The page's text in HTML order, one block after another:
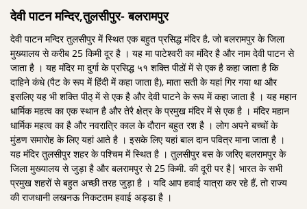
देवी पाटन मन्दिर,तुलसीपुर- बलरामपुर
देवी पाटन मन्दिर तुलसीपुर में स्थित एक बहुत प्रसिद्ध मंदिर है, जो बलरामपुर के जिला
मुख्यालय से करीब 25 किमी दूर है । यह मा पाटेश्वरी का मंदिर है और नाम देवी पाटन से
जाता है । यह मंदिर मा दुर्गा के प्रसिद्ध ५१ शक्ति पीठों में से एक है कहा जाता है कि
दाहिने कंधे (पैट के रूप में हिंदी में कहा जाता है), माता सती के यहां गिर गया था और
इसलिए यह भी शक्ति पीठ् में से एक है और देवी पाटने के रूप में कहा जाता है । यह महान
धार्मिक महत्व का एक स्थान है और तेरै क्षेत्र के प्रमुख मंदिर में से एक है । मंदिर महान
धार्मिक महत्व का है और नवरात्रि काल के दौरान बहुत रश है । लोग अपने बच्चों के
मुंडण समारोह के लिए यहां आते है । इसके लिए यहां बाल दान पवित्र माना जाता है ।
यह मंदिर तुलसीपुर शहर के पश्चिम में स्थित है । तुलसीपुर बस के जरिए बलरामपुर के
जिला मुख्यालय से जुड़ा है और बलरामपुर से 25 किमी. की दूरी पर है| भारत के सभी
प्रमुख शहरों से बहुत अच्छी तरह जुड़ा है । यदि आप हवाई यात्रा कर रहे हैं, तो राज्य
की राजधानी लखनऊ निकटतम हवाई अड्डा है ।